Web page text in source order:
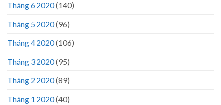
Tháng 6 2020(140)
Tháng 5 2020(96)
Tháng 4 2020(106)
Tháng 3 2020(95)
Tháng 2 2020(89)
Tháng 1 2020(40)